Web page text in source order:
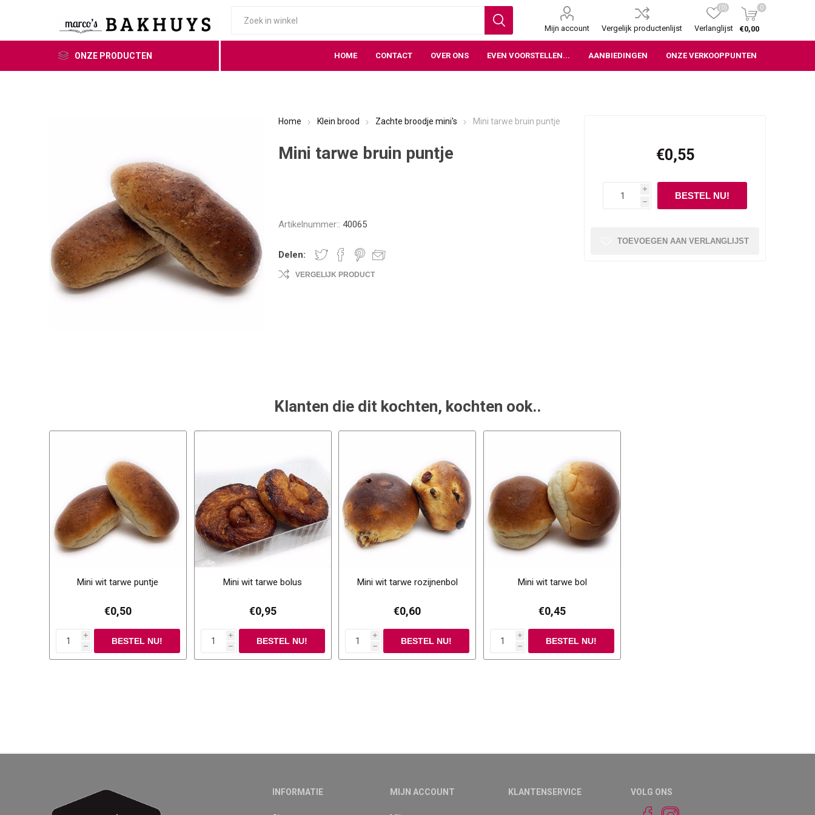
Mijn account Vergelijk productenlijst Verlanglijst
(0) 0
€0,00
ONZE PRODUCTEN HOME CONTACT OVER ONS EVEN VOORSTELLEN... AANBIEDINGEN ONZE VERKOOPPUNTEN
Home Klein brood Zachte broodje mini's Mini tarwe bruin puntje
Mini tarwe bruin puntje
VERGELIJK PRODUCT
Artikelnummer:: 40065
Delen:
€0,55
i
h
TOEVOEGEN AAN VERLANGLIJST
Klanten die dit kochten, kochten ook..
Mini wit tarwe puntje
€0,50
i
h
Mini wit tarwe bolus
€0,95
i
h
Mini wit tarwe rozijnenbol
€0,60
i
h
Mini wit tarwe bol
€0,45
i
h
INFORMATIE MIJN ACCOUNT KLANTENSERVICE VOLG ONS